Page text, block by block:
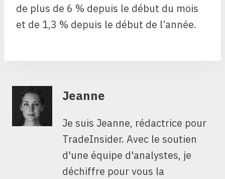
de plus de 6 % depuis le début du mois
et de 1,3 % depuis le début de l’année.
Jeanne
Je suis Jeanne, rédactrice pour
TradeInsider. Avec le soutien
d'une équipe d'analystes, je
déchiffre pour vous la